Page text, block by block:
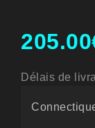
Délais de